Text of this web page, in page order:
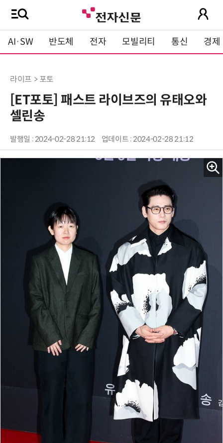
AI·SW 반도체 전자 모빌리티 통신 경제
라이프 > 포토
[ET포토] 패스트 라이브즈의 유태오와
셀린송
발행일 : 2024-02-28 21:12 업데이트 : 2024-02-28 21:12